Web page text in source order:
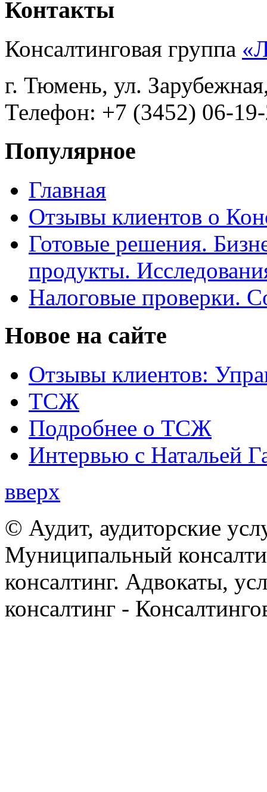
Контакты
Консалтинговая группа
г. Тюмень, ул.
Телефон: +7 (3452) 06-
Популярное
Главная
Отзывы клиентов о
Готовые решения.
продукты.
Налоговые проверки.
Новое на сайте
Отзывы клиентов:
ТСЖ
Подробнее о ТСЖ
Интервью с Натальей
вверх
© Аудит, аудиторские
Муниципальный
консалтинг. Адвокаты,
консалтинг -